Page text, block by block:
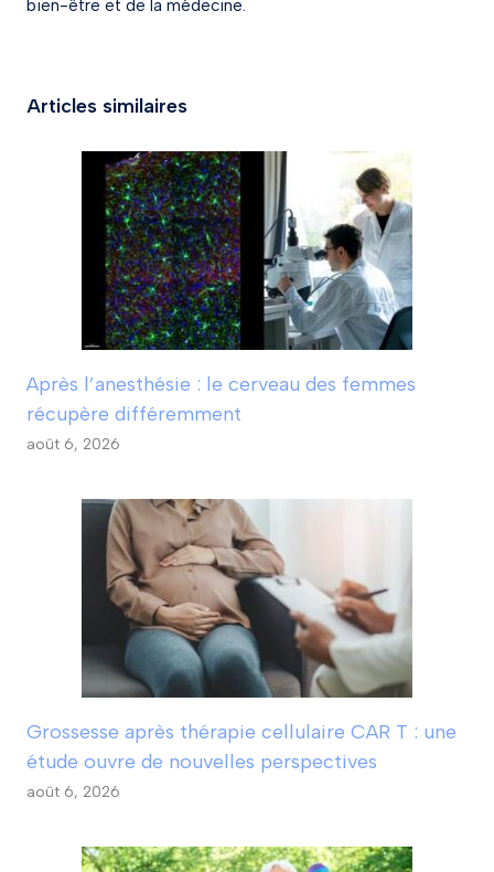
bien-être et de la médecine.
Articles similaires
Après l’anesthésie : le cerveau des femmes
récupère différemment
août 6, 2026
Grossesse après thérapie cellulaire CAR T : une
étude ouvre de nouvelles perspectives
août 6, 2026